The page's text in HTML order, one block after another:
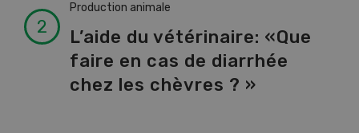
Production animale
L’aide du vétérinaire: «Que
faire en cas de diarrhée
chez les chèvres ? »